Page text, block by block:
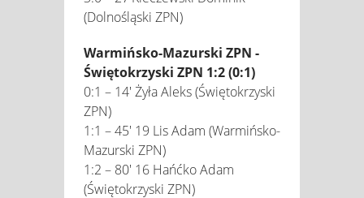
(Dolnośląski ZPN)
Warmińsko-Mazurski ZPN -
Świętokrzyski ZPN 1:2 (0:1)
0:1 – 14' Żyła Aleks (Świętokrzyski
ZPN)
1:1 – 45' 19 Lis Adam (Warmińsko-
Mazurski ZPN)
1:2 – 80' 16 Hańćko Adam
(Świętokrzyski ZPN)